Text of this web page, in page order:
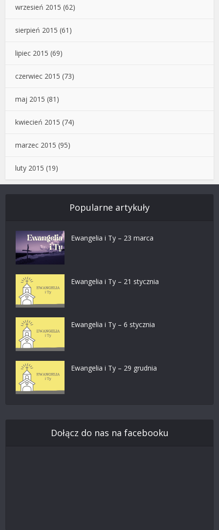
wrzesień 2015 (62)
sierpień 2015 (61)
lipiec 2015 (69)
czerwiec 2015 (73)
maj 2015 (81)
kwiecień 2015 (74)
marzec 2015 (95)
luty 2015 (19)
Popularne artykuły
Ewangelia i Ty – 23 marca
Ewangelia i Ty – 21 stycznia
Ewangelia i Ty – 6 stycznia
Ewangelia i Ty – 29 grudnia
Dołącz do nas na facebooku